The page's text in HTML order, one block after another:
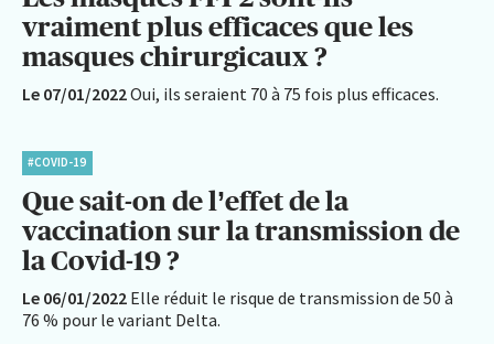
vraiment plus efficaces que les
masques chirurgicaux ?
Le 07/01/2022Oui, ils seraient 70 à 75 fois plus efficaces.
#COVID-19
Que sait-on de l’effet de la
vaccination sur la transmission de
la Covid-19 ?
Le 06/01/2022 Elle réduit le risque de transmission de 50 à
76 % pour le variant Delta.